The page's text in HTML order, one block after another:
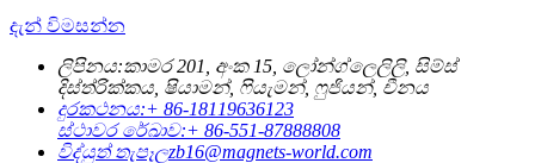
දැන් විමසන්න
ලිපිනය:කාමර 201, අංක 15, ලෝන්ග්ලෙලිලි, සිම්ස්
දිස්ත්රික්කය, ෂියාමන්, ෆියැමන්, ෆුජියන්, චීනය
දුරකථනය:+ 86-18119636123
ස්ථාවර රේඛාව:+ 86-551-87888808
විද්යුත් තැපෑලzb16@magnets-world.com